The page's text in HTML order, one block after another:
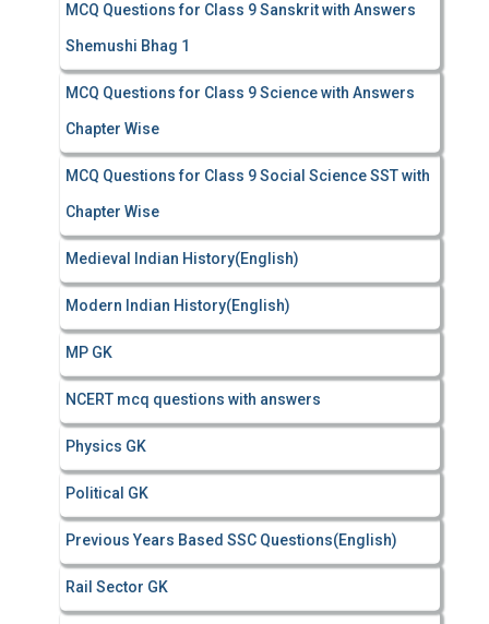
MCQ Questions for Class 9 Sanskrit with Answers
Shemushi Bhag 1
MCQ Questions for Class 9 Science with Answers
Chapter Wise
MCQ Questions for Class 9 Social Science SST with
Chapter Wise
Medieval Indian History(English)
Modern Indian History(English)
MP GK
NCERT mcq questions with answers
Physics GK
Political GK
Previous Years Based SSC Questions(English)
Rail Sector GK